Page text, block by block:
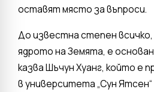
оставят място за въпроси.
До известна степен
ядрото на Земята, е
казва Шъчун Хуанг, който е
в университета „Сун Ятсен“